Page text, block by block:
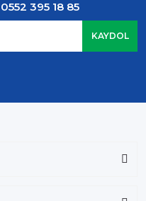
0552 395 18 85
KAYDOL